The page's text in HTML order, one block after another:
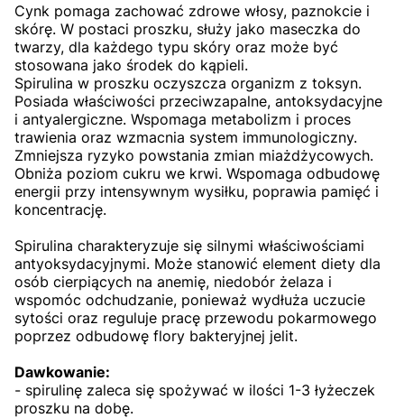
Cynk pomaga zachować zdrowe włosy, paznokcie i
skórę. W postaci proszku, służy jako maseczka do
twarzy, dla każdego typu skóry oraz może być
stosowana jako środek do kąpieli.
Spirulina w proszku oczyszcza organizm z toksyn.
Posiada właściwości przeciwzapalne, antoksydacyjne
i antyalergiczne. Wspomaga metabolizm i proces
trawienia oraz wzmacnia system immunologiczny.
Zmniejsza ryzyko powstania zmian miażdżycowych.
Obniża poziom cukru we krwi. Wspomaga odbudowę
energii przy intensywnym wysiłku, poprawia pamięć i
koncentrację.
Spirulina charakteryzuje się silnymi właściwościami
antyoksydacyjnymi. Może stanowić element diety dla
osób cierpiących na anemię, niedobór żelaza i
wspomóc odchudzanie, ponieważ wydłuża uczucie
sytości oraz reguluje pracę przewodu pokarmowego
poprzez odbudowę flory bakteryjnej jelit.
Dawkowanie:
- spirulinę zaleca się spożywać w ilości 1-3 łyżeczek
proszku na dobę.